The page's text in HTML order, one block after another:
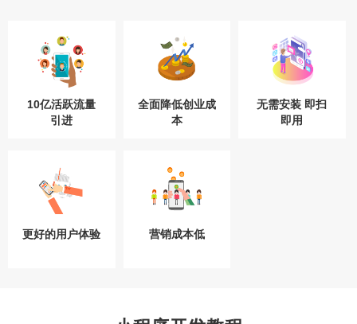
10亿活跃流量
引进
全面降低创业成
本
无需安装 即扫
即用
更好的用户体验 营销成本低